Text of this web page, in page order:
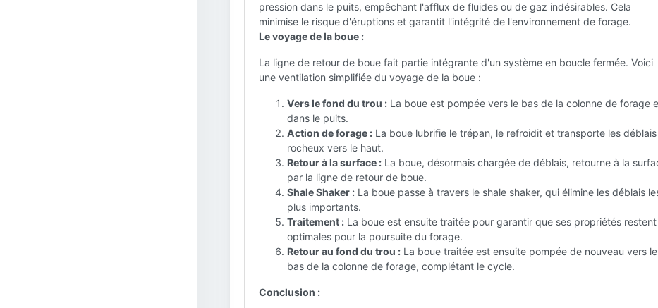
pression dans le puits, empêchant l'afflux de fluides ou de gaz indésirables. Cela
minimise le risque d'éruptions et garantit l'intégrité de l'environnement de forage.
Le voyage de la boue :
La ligne de retour de boue fait partie intégrante d'un système en boucle fermée. Voici
une ventilation simplifiée du voyage de la boue :
Vers le fond du trou : La boue est pompée vers le bas de la colonne de forage
dans le puits.
Action de forage : La boue lubrifie le trépan, le refroidit et transporte les déblais
rocheux vers le haut.
Retour à la surface : La boue, désormais chargée de déblais, retourne à la
par la ligne de retour de boue.
Shale Shaker : La boue passe à travers le shale shaker, qui élimine les déblais
plus importants.
Traitement : La boue est ensuite traitée pour garantir que ses propriétés restent
optimales pour la poursuite du forage.
Retour au fond du trou : La boue traitée est ensuite pompée de nouveau vers le
bas de la colonne de forage, complétant le cycle.
Conclusion :